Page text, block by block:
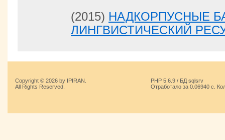
(2015) НАДКОРПУСНЫЕ
ЛИНГВИСТИЧЕСКИЙ
Copyright © 2026 by IPIRAN.
All Rights Reserved.
PHP 5.6.9 / БД sqlsrv
Отработало за 0.06940 с.